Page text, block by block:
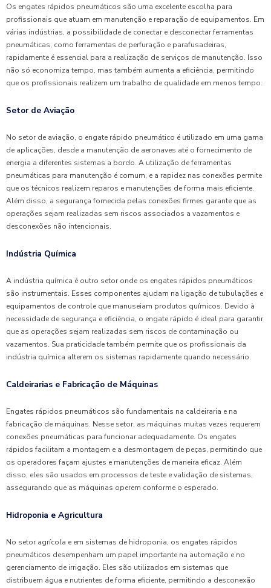
Os engates rápidos pneumáticos são uma excelente escolha para
profissionais que atuam em manutenção e reparação de equipamentos. Em
várias indústrias, a possibilidade de conectar e desconectar ferramentas
pneumáticas, como ferramentas de perfuração e parafusadeiras,
rapidamente é essencial para a realização de serviços de manutenção. Isso
não só economiza tempo, mas também aumenta a eficiência, permitindo
que os profissionais realizem um trabalho de qualidade em menos tempo.
Setor de Aviação
No setor de aviação, o engate rápido pneumático é utilizado em uma gama
de aplicações, desde a manutenção de aeronaves até o fornecimento de
energia a diferentes sistemas a bordo. A utilização de ferramentas
pneumáticas para manutenção é comum, e a rapidez nas conexões permite
que os técnicos realizem reparos e manutenções de forma mais eficiente.
Além disso, a segurança fornecida pelas conexões firmes garante que as
operações sejam realizadas sem riscos associados a vazamentos e
desconexões não intencionais.
Indústria Química
A indústria química é outro setor onde os engates rápidos pneumáticos
são instrumentais. Esses componentes ajudam na ligação de tubulações e
equipamentos de controle que manuseiam produtos químicos. Devido à
necessidade de segurança e eficiência, o engate rápido é ideal para garantir
que as operações sejam realizadas sem riscos de contaminação ou
vazamentos. Sua praticidade também permite que os profissionais da
indústria química alterem os sistemas rapidamente quando necessário.
Caldeirarias e Fabricação de Máquinas
Engates rápidos pneumáticos são fundamentais na caldeiraria e na
fabricação de máquinas. Nesse setor, as máquinas muitas vezes requerem
conexões pneumáticas para funcionar adequadamente. Os engates
rápidos facilitam a montagem e a desmontagem de peças, permitindo que
os operadores façam ajustes e manutenções de maneira eficaz. Além
disso, eles são usados em processos de teste e validação de sistemas,
assegurando que as máquinas operem conforme o esperado.
Hidroponia e Agricultura
No setor agrícola e em sistemas de hidroponia, os engates rápidos
pneumáticos desempenham um papel importante na automação e no
gerenciamento de irrigação. Eles são utilizados em sistemas que
distribuem água e nutrientes de forma eficiente, permitindo a desconexão